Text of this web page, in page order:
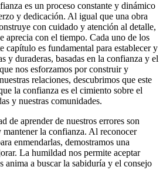
es un proceso constante y dinámico
y dedicación. Al igual que una obra
con cuidado y atención al detalle,
aprecia con el tiempo. Cada uno de los
capítulo es fundamental para establecer y
y duraderas, basadas en la confianza y el
nos esforzamos por construir y
relaciones, descubrimos que este
la confianza es el cimiento sobre el
y nuestras comunidades.
de aprender de nuestros errores son
mantener la confianza. Al reconocer
enmendarlas, demostramos una
La humildad nos permite aceptar
anima a buscar la sabiduría y el consejo